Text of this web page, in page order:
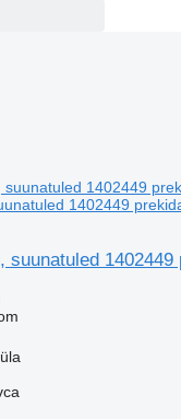
1402449
suunatuled